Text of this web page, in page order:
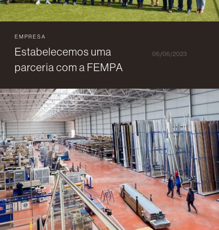
EMPRESA
Estabelecemos uma
parceria com a FEMPA
06/06/2023